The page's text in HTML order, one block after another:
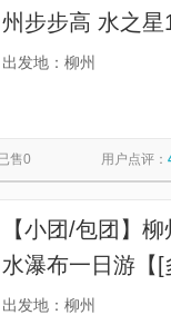
州步步高 水之
号等游船可选】
出发地：柳州
售0 用户点评：
【小团/包团】
水瀑布一日游【
岩溶+中渡古镇+
出发地：柳州